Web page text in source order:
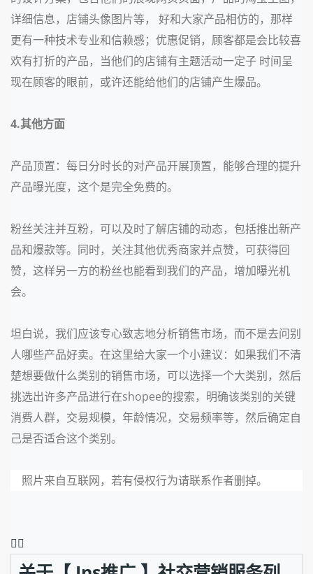
详细信息，店铺头像图片等， 好和大家产品相仿的，那样
更有一种技术专业和信赖感；优惠促销，顾客都是会比较喜
欢有打折的产品，当他们的店铺有主题活动一定子 时间呈
现在顾客的眼前，或许还能给他们的店铺产生爆品。
4.其他方面
产品顶置：每日分时长的对产品开展顶置，能够合理的提升
产品曝光度，这个是完全免费的。
粉丝关注并互粉，可以及时了解店铺的动态，包括推出新产
品和爆款等。同时，关注其他优秀商家并点赞，可获得回
赞，这样另一方的粉丝也能看到我们的产品，增加曝光机
会。
坦白说，我们应该专心致志地分析销售市场，而不是去问别
人哪些产品好卖。在这里给大家一个小建议：如果我们不清
楚想要做什么类别的销售市场，可以选择一个大类别，然后
挑选出许多产品进行在shopee的搜索，明确该类别的关键
消费人群，交易规模，年龄情况，交易频率等，然后确定自
己是否适合这个类别。
照片来自互联网，若有侵权行为请联系作者删掉。
❤️‍🔥